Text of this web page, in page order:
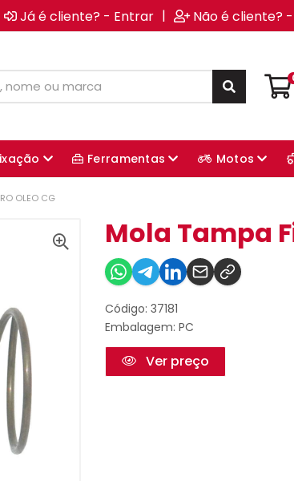
Já é cliente? - Entrar | Não é cliente?
Ferramentas Motos
OLEO CG
Mola Tampa
Código: 37181
Embalagem: PC
Ver preço